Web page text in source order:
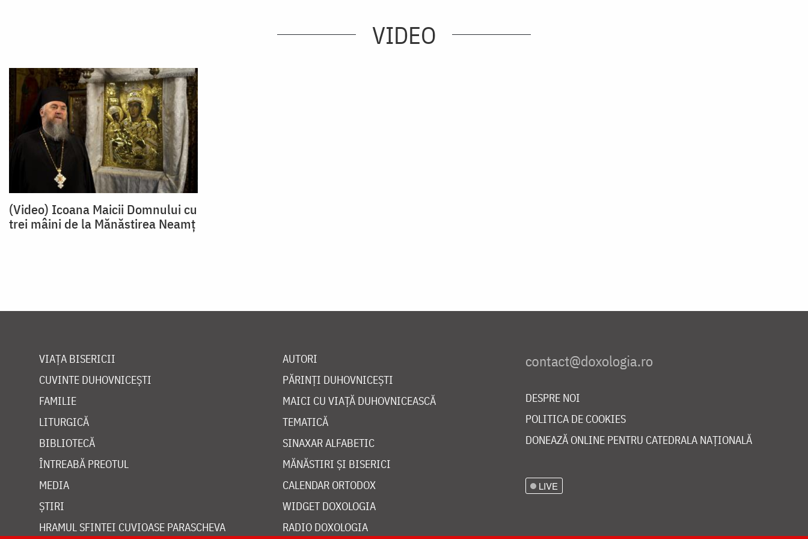
VIDEO
(Video) Icoana Maicii Domnului cu
trei mâini de la Mănăstirea Neamţ
VIAȚA BISERICII
CUVINTE DUHOVNICEȘTI
FAMILIE
LITURGICĂ
BIBLIOTECĂ
ÎNTREABĂ PREOTUL
MEDIA
ȘTIRI
HRAMUL SFINTEI CUVIOASE PARASCHEVA
AUTORI
PĂRINȚI DUHOVNICEȘTI
MAICI CU VIAȚĂ DUHOVNICEASCĂ
TEMATICĂ
SINAXAR ALFABETIC
MĂNĂSTIRI ȘI BISERICI
CALENDAR ORTODOX
WIDGET DOXOLOGIA
RADIO DOXOLOGIA
DESPRE NOI
POLITICA DE COOKIES
DONEAZĂ ONLINE PENTRU CATEDRALA NAȚIONALĂ
LIVE